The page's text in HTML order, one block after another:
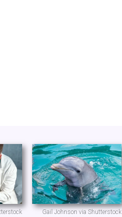
Gail Johnson via Shutterstock